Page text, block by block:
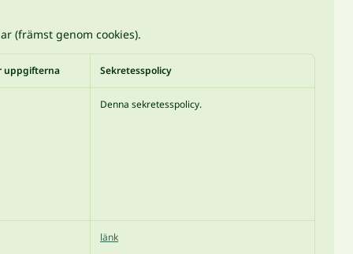
(främst genom cookies).
uppgifterna Sekretesspolicy
Denna sekretesspolicy.
länk